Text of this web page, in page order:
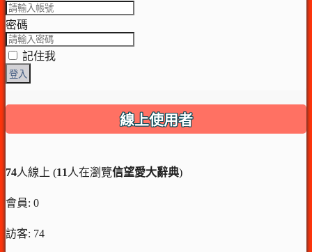
密碼
記住我
登入
線上使用者
74人線上 (11 人在瀏覽信望愛大辭典)
會員: 0
訪客: 74